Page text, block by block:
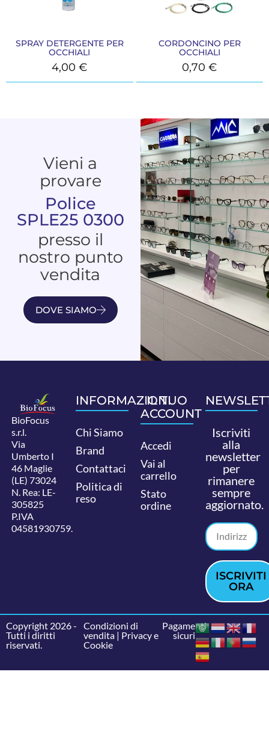
SPRAY DETERGENTE PER
OCCHIALI
4,00€
CORDONCINO PER
OCCHIALI
0,70€
Vieni a
provare
Police
SPLE25 0300
presso il
nostro punto
vendita
DOVE SIAMO
BioFocus
s.r.l.
Via
Umberto I
46 Maglie
(LE) 73024
N. Rea: LE-
305825
P.IVA
04581930759.
INFORMAZIONI
Chi Siamo
Brand
Contattaci
Politica di
reso
IL TUO
ACCOUNT
Accedi
Vai al
carrello
Stato
ordine
Iscriviti
alla
newsletter
per
rimanere
sempre
aggiornato.
ISCRIVITI
ORA
Copyright 2026 -
Tutti i diritti
riservati.
Condizioni di
vendita| Privacy e
Cookie
Pagamenti
sicuri